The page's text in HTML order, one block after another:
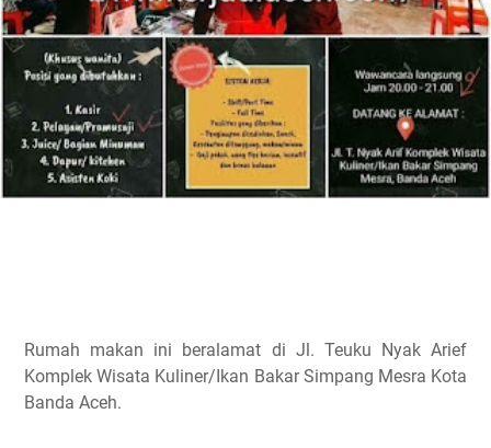
Rumah makan ini beralamat di Jl. Teuku Nyak Arief
Komplek Wisata Kuliner/Ikan Bakar Simpang Mesra Kota
Banda Aceh.